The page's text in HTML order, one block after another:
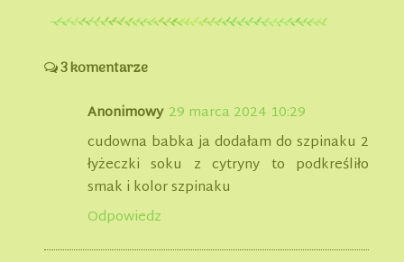
3 komentarze
Anonimowy 29 marca 2024 10:29
cudowna babka ja dodałam do szpinaku 2
łyżeczki soku z cytryny to podkreśliło
smak i kolor szpinaku
Odpowiedz